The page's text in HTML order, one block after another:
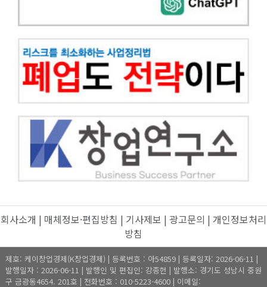
회사소개 | 매체정보·편집방침 | 기사제보 | 광고문의 | 개인정보처리
방침
제호: 케이창업경제(K창업경제) | 등록번호 : 아54859 | 등록일자: 2026-06-11 |
발행일자 : 2026-06-11 | 발행인 및 편집인: 강종헌 | 발행소: 경기도 성남시 중원
구 금광동4654. 201호 | 전화번호 : 010-5223-4600 | 이메일: